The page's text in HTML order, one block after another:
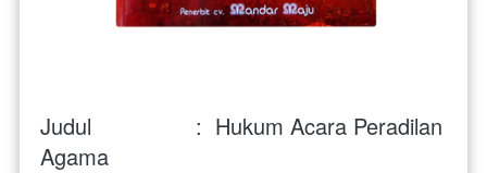
Judul                : Hukum Acara Peradilan
Agama